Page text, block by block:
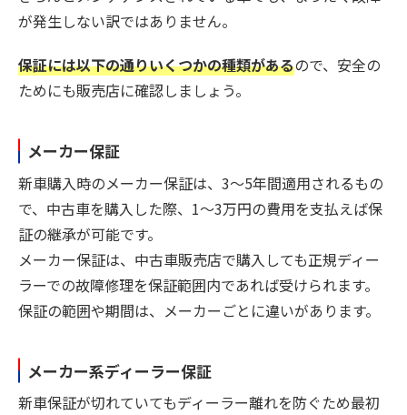
が発生しない訳ではありません。
保証には以下の通りいくつかの種類があるので、安全の
ためにも販売店に確認しましょう。
メーカー保証
新車購入時のメーカー保証は、3〜5年間適用されるもの
で、中古車を購入した際、1〜3万円の費用を支払えば保
証の継承が可能です。
メーカー保証は、中古車販売店で購入しても正規ディー
ラーでの故障修理を保証範囲内であれば受けられます。
保証の範囲や期間は、メーカーごとに違いがあります。
メーカー系ディーラー保証
新車保証が切れていてもディーラー離れを防ぐため最初